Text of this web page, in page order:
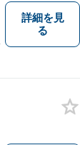
詳細を見
る